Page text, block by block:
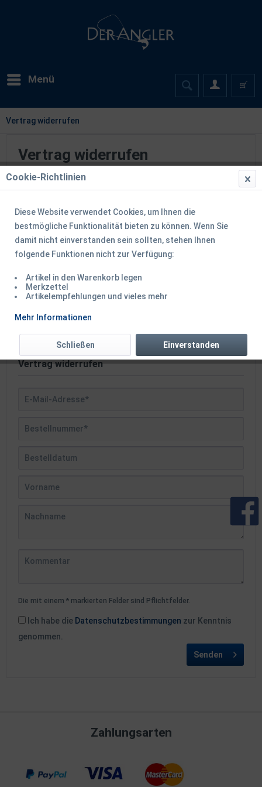
Menü
Vertrag widerrufen
Vertrag widerrufen
Möchten Sie einen online
können Sie hierfür das nachfolgende
Formular verwenden. Bitte geben Sie
Ihre Bestellnummer an, damit wir Ihren
Vorgang schnell zuordnen können. Nach
dem Absenden wird Ihr Widerruf direkt
an uns übermittelt und schnellstmöglich
Vertrag widerrufen
Die mit einem * markierten Felder sind Pflichtfelder.
Ich habe die Datenschutzbestimmungen zur Kenntnis
genommen.
Senden
Zahlungsarten
Cookie-Richtlinien
Diese Website verwendet Cookies, um Ihnen die
bestmögliche Funktionalität bieten zu können. Wenn Sie
damit nicht einverstanden sein sollten, stehen Ihnen
folgende Funktionen nicht zur Verfügung:
Artikel in den Warenkorb legen
Merkzettel
Artikelempfehlungen und vieles mehr
Mehr Informationen
Einverstanden
Schließen